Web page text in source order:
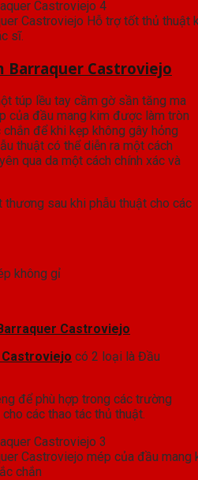
Castroviejo Hỗ trợ tốt thủ thuật
sĩ.
Barraquer Castroviejo
túp lều tay cầm gờ sần tăng ma
của đầu mang kim được làm tròn
để khi kẹp không gây hỏng
thuật có thể diễn ra một cách
qua da một cách chính xác và
sau khi phẫu thuật cho các
không gỉ
Castroviejo
Castroviejo có 2 loại là Đầu
để phù hợp trong các trường
các thao tác thủ thuật.
Castroviejo mép của đầu
chắn